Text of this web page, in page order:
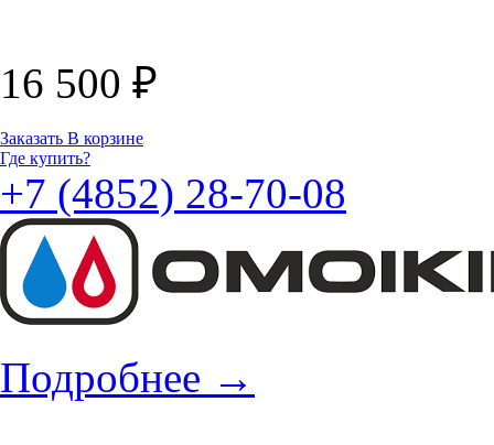
16 500 ₽
Заказать В корзине
Где купить?
+7 (4852) 28-70-08
Подробнее →